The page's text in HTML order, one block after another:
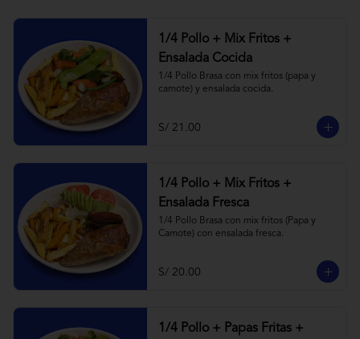
1/4 Pollo + Mix Fritos +
Ensalada Cocida
1/4 Pollo Brasa con mix fritos (papa y
camote) y ensalada cocida.
S/ 21.00
1/4 Pollo + Mix Fritos +
Ensalada Fresca
1/4 Pollo Brasa con mix fritos (Papa y
Camote) con ensalada fresca.
S/ 20.00
1/4 Pollo + Papas Fritas +